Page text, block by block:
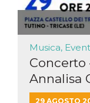
Musica,
Concerto
Annalisa
29 AGOSTO